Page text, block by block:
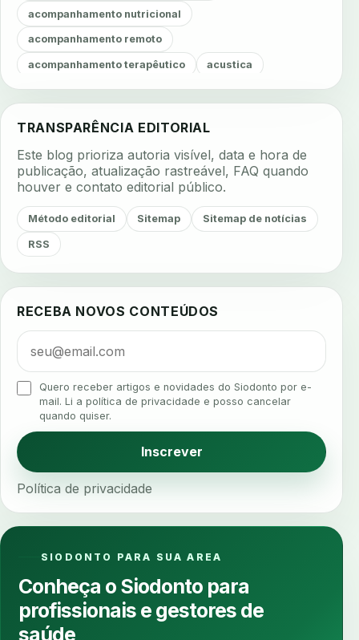
acompanhamento nutricional
acompanhamento remoto
acompanhamento terapêutico acustica
acustica clinica adesao adesao ao tratamento
aerossois agenda agenda clinica
agenda inteligente agenda odontologica
agendamento agendamento digital
agendamento inteligente
algometria alinhadores alta digital
alta rotacao
analgesia analgesia digital analise 3d
analise elementos finitos analise facial
analise funcional
anamnese digital
anamnese estruturada anamnese nutricional
ancoragem anestesia
ansiedade odontologica antes e depois
antibiotico antibioticos
TRANSPARÊNCIA EDITORIAL
Este blog prioriza autoria visível, data e hora de
publicação, atualização rastreável, FAQ quando
houver e contato editorial público.
Método editorial Sitemap Sitemap de notícias
RSS
RECEBA NOVOS CONTEÚDOS
Quero receber artigos e novidades do Siodonto por e-
mail. Li a política de privacidade e posso cancelar
quando quiser.
Inscrever
Política de privacidade
SIODONTO PARA SUA AREA
Conheça o Siodonto para
profissionais e gestores de
saúde